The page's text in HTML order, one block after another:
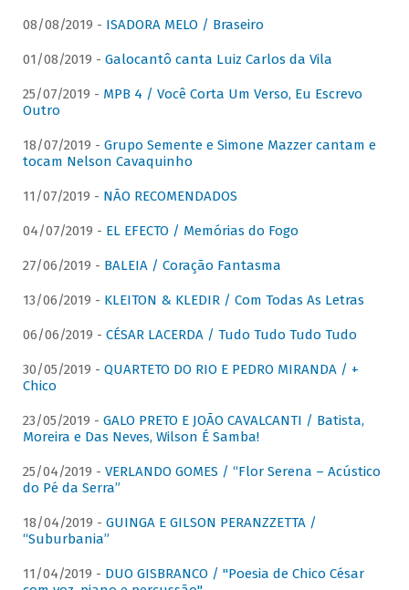
08/08/2019 - ISADORA MELO / Braseiro
01/08/2019 - Galocantô canta Luiz Carlos da Vila
25/07/2019 - MPB 4 / Você Corta Um Verso, Eu Escrevo
Outro
18/07/2019 - Grupo Semente e Simone Mazzer cantam e
tocam Nelson Cavaquinho
11/07/2019 - NÃO RECOMENDADOS
04/07/2019 - EL EFECTO / Memórias do Fogo
27/06/2019 - BALEIA / Coração Fantasma
13/06/2019 - KLEITON & KLEDIR / Com Todas As Letras
06/06/2019 - CÉSAR LACERDA / Tudo Tudo Tudo Tudo
30/05/2019 - QUARTETO DO RIO E PEDRO MIRANDA / +
Chico
23/05/2019 - GALO PRETO E JOÃO CAVALCANTI / Batista,
Moreira e Das Neves, Wilson É Samba!
25/04/2019 - VERLANDO GOMES / “Flor Serena – Acústico
do Pé da Serra”
18/04/2019 - GUINGA E GILSON PERANZZETTA /
“Suburbania”
11/04/2019 - DUO GISBRANCO / "Poesia de Chico César